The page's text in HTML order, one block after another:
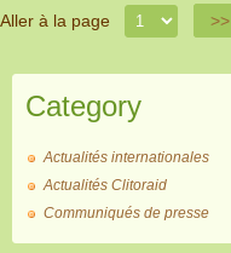
Aller à la page >>
Category
Actualités internationales
Actualités Clitoraid
Communiqués de presse